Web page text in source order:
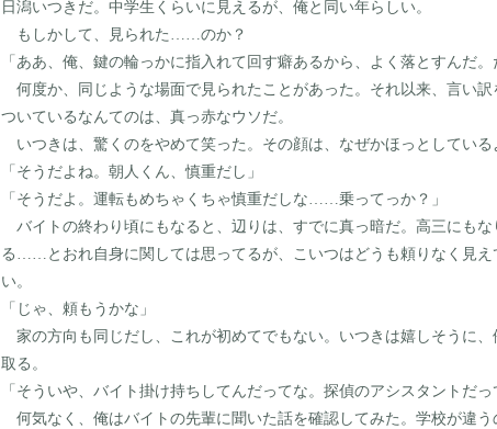
日潟いつきだ。中学生くらいに見えるが、俺と同い年らしい。
もしかして、見られた
のか？
「ああ、俺、鍵の輪っかに指入れて回す癖あるから、よく落とすんだ。
何度か、同じような場面で見られたことがあった。それ以来、言い
ついているなんてのは、真っ赤なウソだ。
いつきは、驚くのをやめて笑った。その顔は、なぜかほっとしている
「そうだよね。朝人くん、慎重だし」
「そうだよ。運転もめちゃくちゃ慎重だしな
乗ってっか？」
バイトの終わり頃にもなると、辺りは、すでに真っ暗だ。高三にも
る
とおれ自身に関しては思ってるが、こいつはどうも頼りなく見
い。
「じゃ、頼もうかな」
家の方向も同じだし、これが初めてでもない。いつきは嬉しそうに
取る。
「そういや、バイト掛け持ちしてんだってな。探偵のアシスタントだ
何気なく、俺はバイトの先輩に聞いた話を確認してみた。学校が違